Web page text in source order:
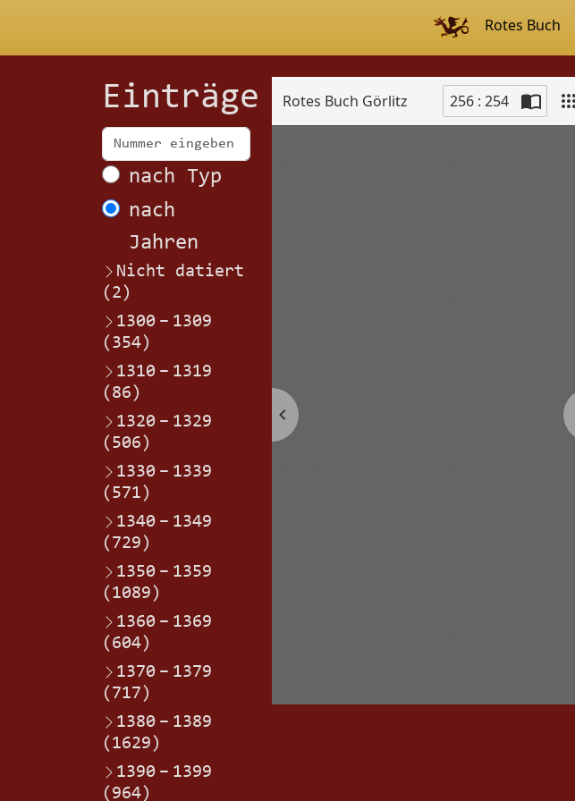
Rotes Buch
Einträge
nach Typ
nach
Jahren
Nicht datiert
(2)
1300 – 1309
(354)
1310 – 1319
(86)
1320 – 1329
(506)
1330 – 1339
(571)
1340 – 1349
(729)
1350 – 1359
(1089)
1360 – 1369
(604)
1370 – 1379
(717)
1380 – 1389
(1629)
1390 – 1399
(964)
Rotes Buch Görlitz 256 : 254